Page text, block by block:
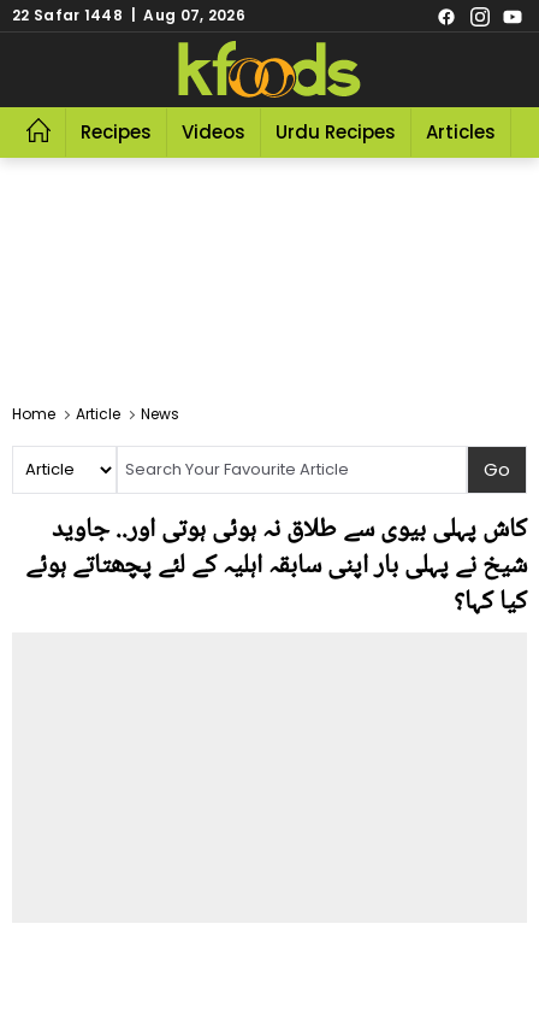
22 Safar 1448 | Aug 07, 2026
Recipes Videos Urdu Recipes Articles
Home Article News
کاش پہلی بیوی سے طلاق نہ ہوئی ہوتی اور.. جاوید
شیخ نے پہلی بار اپنی سابقہ اہلیہ کے لئے پچھتاتے ہوئے
کیا کہا؟